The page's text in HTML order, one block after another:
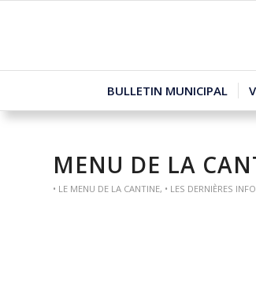
BULLETIN MUNICIPAL
MENU DE LA
• LE MENU DE LA CANTINE, • LES DERNIÈRES